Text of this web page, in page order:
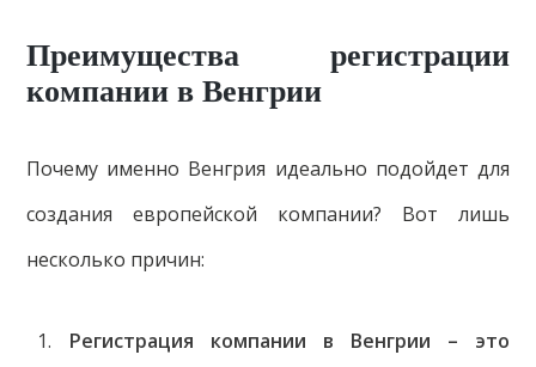
Преимущества регистрации
компании в Венгрии
Почему именно Венгрия идеально подойдет для
создания европейской компании? Вот лишь
несколько причин:
Регистрация компании в Венгрии – это